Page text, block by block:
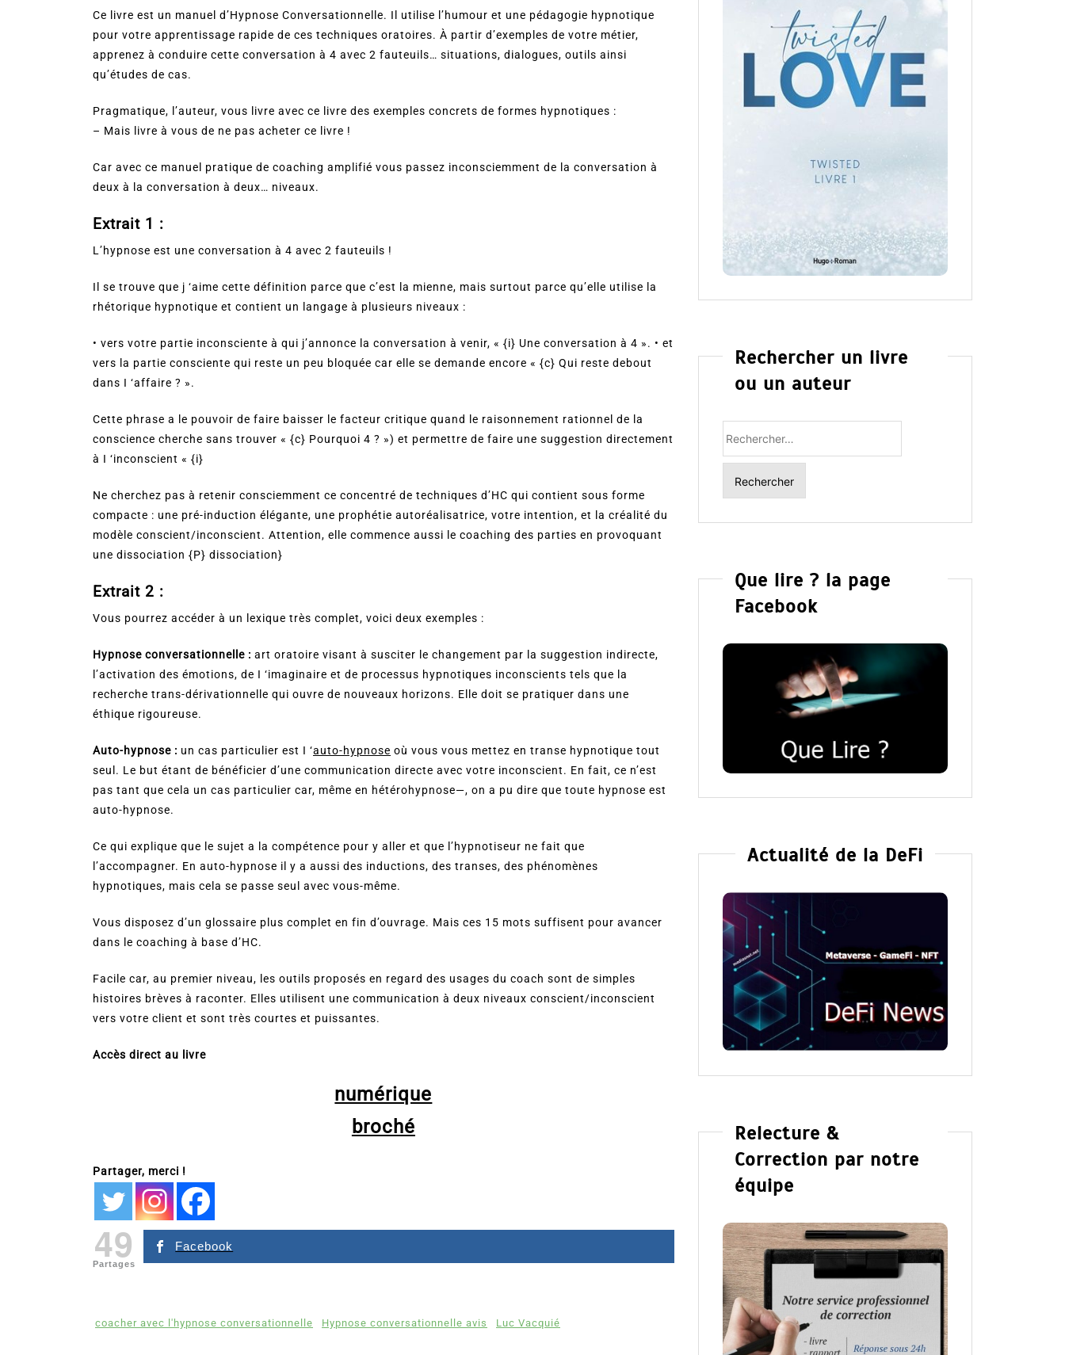
Ce livre est un manuel d’Hypnose Conversationnelle. Il utilise l’humour et une pédagogie hypnotique
pour votre apprentissage rapide de ces techniques oratoires. À partir d’exemples de votre métier,
apprenez à conduire cette conversation à 4 avec 2 fauteuils… situations, dialogues, outils ainsi
qu’études de cas.
Pragmatique, l’auteur, vous livre avec ce livre des exemples concrets de formes hypnotiques :
– Mais livre à vous de ne pas acheter ce livre !
Car avec ce manuel pratique de coaching amplifié vous passez inconsciemment de la conversation à
deux à la conversation à deux… niveaux.
Extrait 1 :
L’hypnose est une conversation à 4 avec 2 fauteuils !
Il se trouve que j ‘aime cette définition parce que c’est la mienne, mais surtout parce qu’elle utilise la
rhétorique hypnotique et contient un langage à plusieurs niveaux :
• vers votre partie inconsciente à qui j’annonce la conversation à venir, « {i} Une conversation à 4 ». • et
vers la partie consciente qui reste un peu bloquée car elle se demande encore « {c} Qui reste debout
dans I ‘affaire ? ».
Cette phrase a le pouvoir de faire baisser le facteur critique quand le raisonnement rationnel de la
conscience cherche sans trouver « {c} Pourquoi 4 ? ») et permettre de faire une suggestion directement
à I ‘inconscient « {i}
Ne cherchez pas à retenir consciemment ce concentré de techniques d’HC qui contient sous forme
compacte : une pré-induction élégante, une prophétie autoréalisatrice, votre intention, et la créalité du
modèle conscient/inconscient. Attention, elle commence aussi le coaching des parties en provoquant
une dissociation {P} dissociation}
Extrait 2 :
Vous pourrez accéder à un lexique très complet, voici deux exemples :
Hypnose conversationnelle : art oratoire visant à susciter le changement par la suggestion indirecte,
l’activation des émotions, de I ‘imaginaire et de processus hypnotiques inconscients tels que la
recherche trans-dérivationnelle qui ouvre de nouveaux horizons. Elle doit se pratiquer dans une
éthique rigoureuse.
Auto-hypnose : un cas particulier est I ‘auto-hypnose où vous vous mettez en transe hypnotique tout
seul. Le but étant de bénéficier d’une communication directe avec votre inconscient. En fait, ce n’est
pas tant que cela un cas particulier car, même en hétérohypnose—, on a pu dire que toute hypnose est
auto-hypnose.
Ce qui explique que le sujet a la compétence pour y aller et que l’hypnotiseur ne fait que
l’accompagner. En auto-hypnose il y a aussi des inductions, des transes, des phénomènes
hypnotiques, mais cela se passe seul avec vous-même.
Vous disposez d’un glossaire plus complet en fin d’ouvrage. Mais ces 15 mots suffisent pour avancer
dans le coaching à base d’HC.
Facile car, au premier niveau, les outils proposés en regard des usages du coach sont de simples
histoires brèves à raconter. Elles utilisent une communication à deux niveaux conscient/inconscient
vers votre client et sont très courtes et puissantes.
Accès direct au livre
numérique
broché
Partager, merci !
49
Partages
Facebook
coacher avec l'hypnose conversationnelle Hypnose conversationnelle avis Luc Vacquié
Rechercher un livre
ou un auteur
Que lire ? la page
Facebook
Actualité de la DeFi
Relecture &
Correction par notre
équipe